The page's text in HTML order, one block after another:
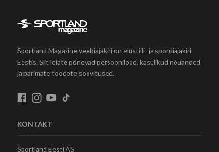
Sportland Magazine veebiajakiri on elustiili- ja spordiajakiri
Eestis. Siit leiate põnevad persoonilood, kasulikud nõuanded
ja parimate toodete soovitused.
KONTAKT
Sportland Eesti AS